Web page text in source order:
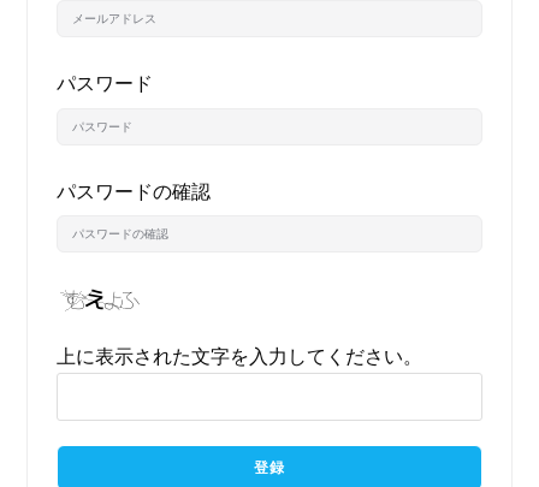
パスワード
パスワードの確認
上に表示された文字を入力してください。
登録